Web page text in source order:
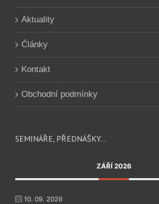
Aktuality
Články
Kontakt
Obchodní podmínky
SEMINÁŘE, PŘEDNÁŠKY…
ZÁŘÍ 2026
10. 09. 2026